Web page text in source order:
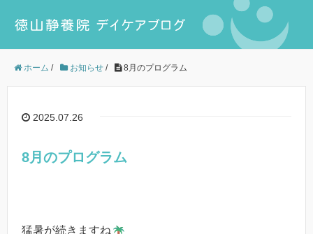
ホーム / お知らせ / 8月のプログラム
2025.07.26
8月のプログラム
猛暑が続きますね